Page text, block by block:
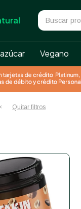
Vegano
Quitar filtros